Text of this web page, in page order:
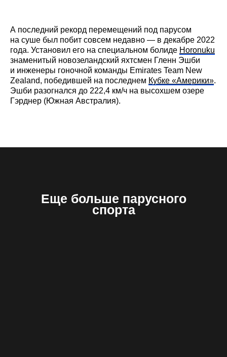
А последний рекорд перемещений под парусом
на суше был побит совсем недавно — в декабре 2022
года. Установил его на специальном болиде Horonuku
знаменитый новозеландский яхтсмен Гленн Эшби
и инженеры гоночной команды Emirates Team New
Zealand, победившей на последнем Кубке «Америки».
Эшби разогнался до 222,4 км/ч на высохшем озере
Гэрднер (Южная Австралия).
Еще больше парусного
спорта